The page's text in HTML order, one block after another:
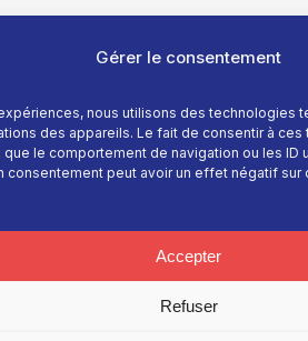
Gérer le consentement
nous utilisons des technologies
des appareils. Le fait de consentir à
le comportement de navigation ou les ID
consentement peut avoir un effet négatif
Accepter
Refuser